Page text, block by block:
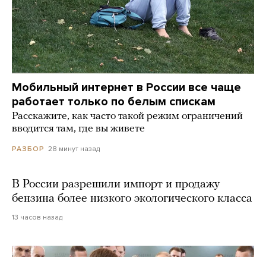
Мобильный интернет в России все чаще
работает только по белым спискам
Расскажите, как часто такой режим ограничений
вводится там, где вы живете
РАЗБОР 28 минут назад
В России разрешили импорт и продажу
бензина более низкого экологического класса
13 часов назад